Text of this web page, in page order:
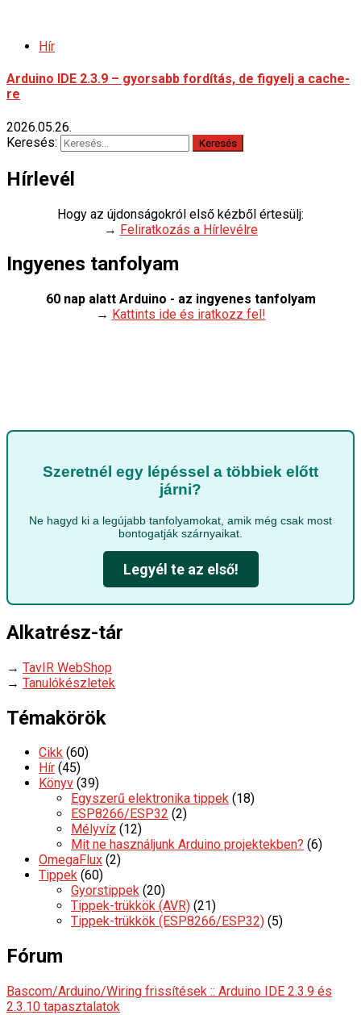
Hír
Arduino IDE 2.3.9 – gyorsabb fordítás, de figyelj a cache-
re
2026.05.26.
Keresés:
Hírlevél
Hogy az újdonságokról első kézből értesülj:
→ Feliratkozás a Hírlevélre
Ingyenes tanfolyam
60 nap alatt Arduino - az ingyenes tanfolyam
→ Kattints ide és iratkozz fel!
Szeretnél egy lépéssel a többiek előtt
járni?
Ne hagyd ki a legújabb tanfolyamokat, amik még csak most
bontogatják szárnyaikat.
Legyél te az első!
Alkatrész-tár
→ TavIR WebShop
→ Tanulókészletek
Témakörök
Cikk (60)
Hír (45)
Könyv (39)
Egyszerű elektronika tippek (18)
ESP8266/ESP32 (2)
Mélyvíz (12)
Mit ne használjunk Arduino projektekben? (6)
OmegaFlux (2)
Tippek (60)
Gyorstippek (20)
Tippek-trükkök (AVR) (21)
Tippek-trükkök (ESP8266/ESP32) (5)
Fórum
Bascom/Arduino/Wiring frissítések :: Arduino IDE 2.3.9 és
2.3.10 tapasztalatok